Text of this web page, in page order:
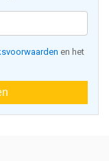
en het